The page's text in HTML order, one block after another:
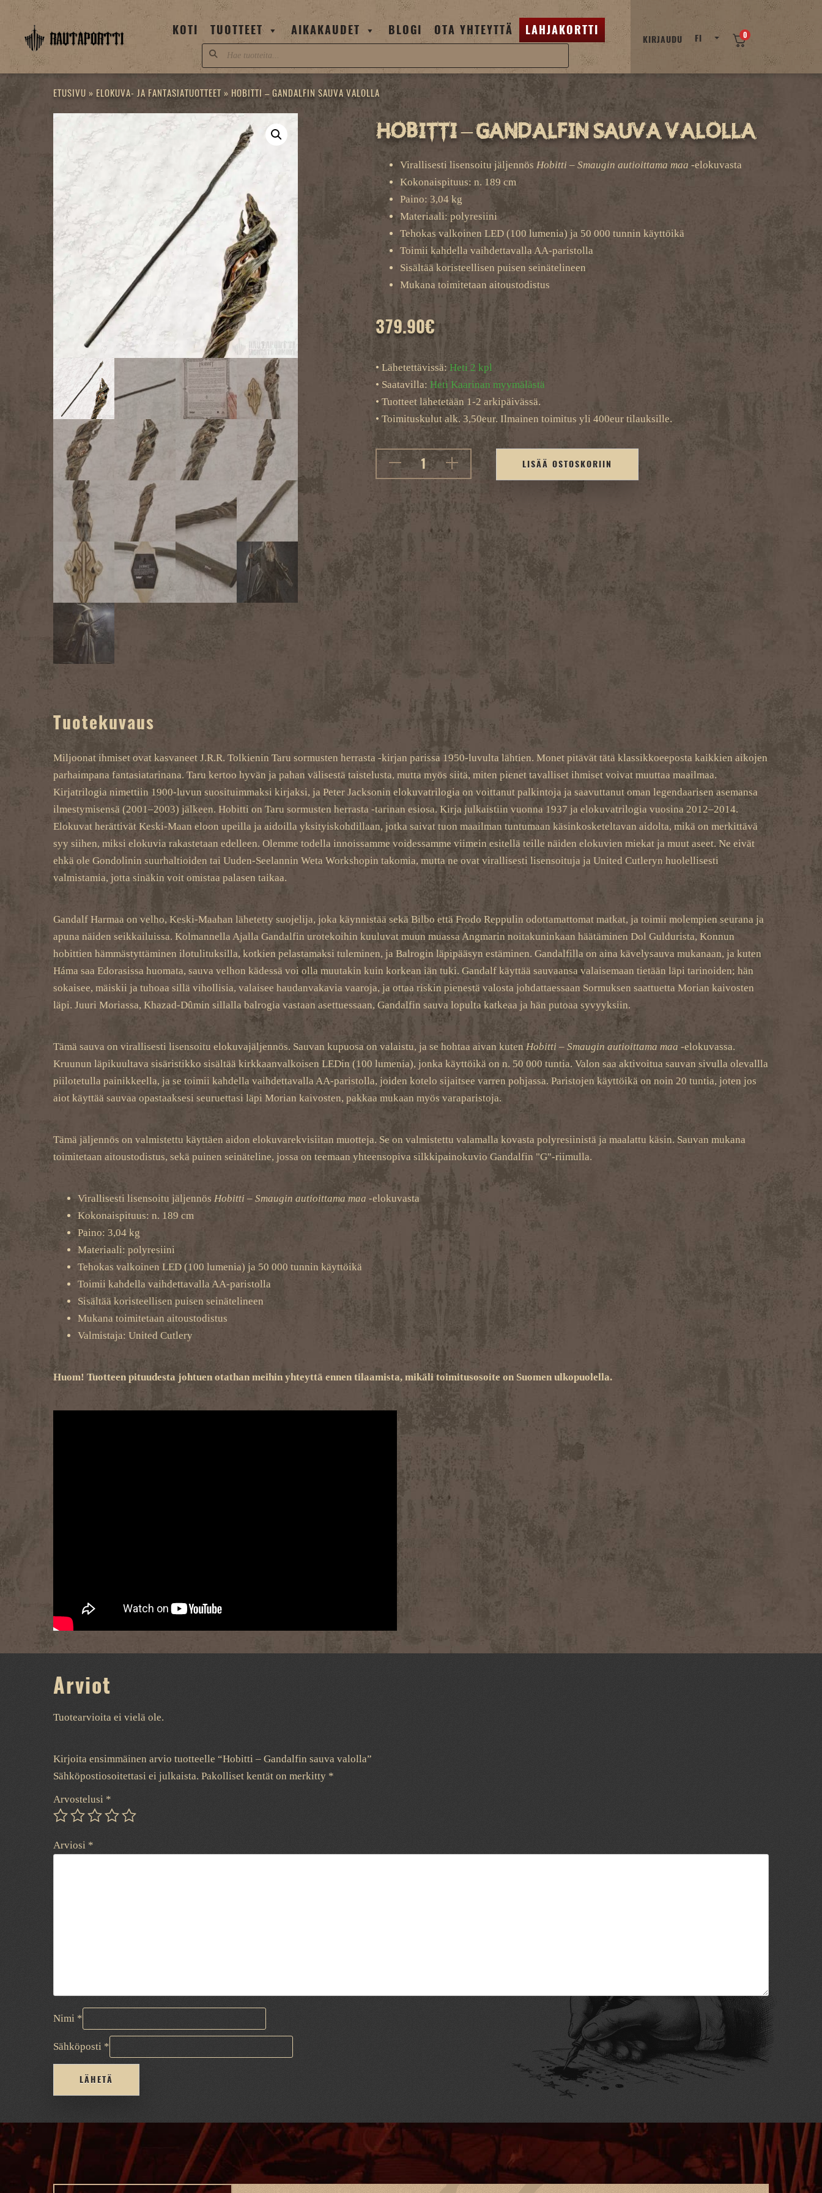
Skip
content
KOTI TUOTTEET AIKAKAUDET BLOGI OTA YHTEYTTÄ LAHJAKORTTI
Products
search
KIRJAUDU FI 0
ETUSIVU » ELOKUVA- JA FANTASIATUOTTEET » HOBITTI – GANDALFIN SAUVA VALOLLA
Hobitti – Gandalfin sauva valolla
Virallisesti lisensoitu jäljennös Hobitti – Smaugin autioittama maa -elokuvasta
Kokonaispituus: n. 189 cm
Paino: 3,04 kg
Materiaali: polyresiini
Tehokas valkoinen LED (100 lumenia) ja 50 000 tunnin käyttöikä
Toimii kahdella vaihdettavalla AA-paristolla
Sisältää koristeellisen puisen seinätelineen
Mukana toimitetaan aitoustodistus
379.90€
• Lähetettävissä: Heti 2 kpl
• Saatavilla: Heti Kaarinan myymälästä
• Tuotteet lähetetään 1-2 arkipäivässä.
• Toimituskulut alk. 3,50eur. Ilmainen toimitus yli 400eur tilauksille.
LISÄÄ OSTOSKORIIN
Tuotekuvaus
Miljoonat ihmiset ovat kasvaneet J.R.R. Tolkienin Taru sormusten herrasta -kirjan parissa 1950-luvulta lähtien. Monet pitävät tätä klassikkoeeposta kaikkien aikojen
parhaimpana fantasiatarinana. Taru kertoo hyvän ja pahan välisestä taistelusta, mutta myös siitä, miten pienet tavalliset ihmiset voivat muuttaa maailmaa.
Kirjatrilogia nimettiin 1900-luvun suosituimmaksi kirjaksi, ja Peter Jacksonin elokuvatrilogia on voittanut palkintoja ja saavuttanut oman legendaarisen asemansa
ilmestymisensä (2001–2003) jälkeen. Hobitti on Taru sormusten herrasta -tarinan esiosa. Kirja julkaistiin vuonna 1937 ja elokuvatrilogia vuosina 2012–2014.
Elokuvat herättivät Keski-Maan eloon upeilla ja aidoilla yksityiskohdillaan, jotka saivat tuon maailman tuntumaan käsinkosketeltavan aidolta, mikä on merkittävä
syy siihen, miksi elokuvia rakastetaan edelleen. Olemme todella innoissamme voidessamme viimein esitellä teille näiden elokuvien miekat ja muut aseet. Ne eivät
ehkä ole Gondolinin suurhaltioiden tai Uuden-Seelannin Weta Workshopin takomia, mutta ne ovat virallisesti lisensoituja ja United Cutleryn huolellisesti
valmistamia, jotta sinäkin voit omistaa palasen taikaa.
Gandalf Harmaa on velho, Keski-Maahan lähetetty suojelija, joka käynnistää sekä Bilbo että Frodo Reppulin odottamattomat matkat, ja toimii molempien seurana ja
apuna näiden seikkailuissa. Kolmannella Ajalla Gandalfin urotekoihin kuuluvat muun muassa Angmarin noitakuninkaan häätäminen Dol Guldurista, Konnun
hobittien hämmästyttäminen ilotulituksilla, kotkien pelastamaksi tuleminen, ja Balrogin läpipääsyn estäminen. Gandalfilla on aina kävelysauva mukanaan, ja kuten
Háma saa Edorasissa huomata, sauva velhon kädessä voi olla muutakin kuin korkean iän tuki. Gandalf käyttää sauvaansa valaisemaan tietään läpi tarinoiden; hän
sokaisee, mäiskii ja tuhoaa sillä vihollisia, valaisee haudanvakavia vaaroja, ja ottaa riskin pienestä valosta johdattaessaan Sormuksen saattuetta Morian kaivosten
läpi. Juuri Moriassa, Khazad-Dûmin sillalla balrogia vastaan asettuessaan, Gandalfin sauva lopulta katkeaa ja hän putoaa syvyyksiin.
Tämä sauva on virallisesti lisensoitu elokuvajäljennös. Sauvan kupuosa on valaistu, ja se hohtaa aivan kuten Hobitti – Smaugin autioittama maa -elokuvassa.
Kruunun läpikuultava sisäristikko sisältää kirkkaanvalkoisen LEDin (100 lumenia), jonka käyttöikä on n. 50 000 tuntia. Valon saa aktivoitua sauvan sivulla olevallla
piilotetulla painikkeella, ja se toimii kahdella vaihdettavalla AA-paristolla, joiden kotelo sijaitsee varren pohjassa. Paristojen käyttöikä on noin 20 tuntia, joten jos
aiot käyttää sauvaa opastaaksesi seuruettasi läpi Morian kaivosten, pakkaa mukaan myös varaparistoja.
Tämä jäljennös on valmistettu käyttäen aidon elokuvarekvisiitan muotteja. Se on valmistettu valamalla kovasta polyresiinistä ja maalattu käsin. Sauvan mukana
toimitetaan aitoustodistus, sekä puinen seinäteline, jossa on teemaan yhteensopiva silkkipainokuvio Gandalfin "G"-riimulla.
Virallisesti lisensoitu jäljennös Hobitti – Smaugin autioittama maa -elokuvasta
Kokonaispituus: n. 189 cm
Paino: 3,04 kg
Materiaali: polyresiini
Tehokas valkoinen LED (100 lumenia) ja 50 000 tunnin käyttöikä
Toimii kahdella vaihdettavalla AA-paristolla
Sisältää koristeellisen puisen seinätelineen
Mukana toimitetaan aitoustodistus
Valmistaja: United Cutlery
Huom! Tuotteen pituudesta johtuen otathan meihin yhteyttä ennen tilaamista, mikäli toimitusosoite on Suomen ulkopuolella.
Arviot
Tuotearvioita ei vielä ole.
Kirjoita ensimmäinen arvio tuotteelle “Hobitti – Gandalfin sauva valolla”
Sähköpostiosoitettasi ei julkaista. Pakolliset kentät on merkitty *
Arvostelusi *
Arviosi *
Nimi *
Sähköposti *